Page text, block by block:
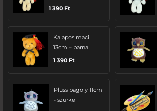
1 390 Ft
Kalapos maci
13cm – barna
1 390 Ft
Plüss bagoly 11cm
- szürke